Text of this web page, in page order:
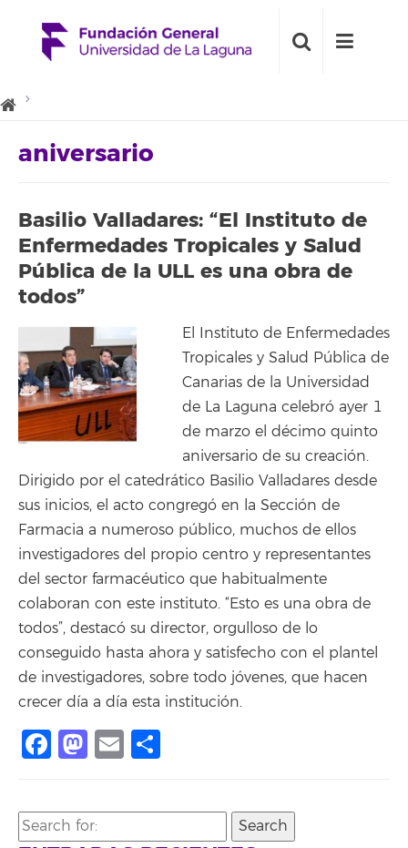
aniversario
Basilio Valladares: “El Instituto de
Enfermedades Tropicales y Salud
Pública de la ULL es una obra de
todos”
El Instituto de Enfermedades
Tropicales y Salud Pública de
Canarias de la Universidad
de La Laguna celebró ayer 1
de marzo el décimo quinto
aniversario de su creación.
Dirigido por el catedrático Basilio Valladares desde
sus inicios, el acto congregó en la Sección de
Farmacia a numeroso público, muchos de ellos
investigadores del propio centro y representantes
del sector farmacéutico que habitualmente
colaboran con este instituto. “Esto es una obra de
todos”, destacó su director, orgulloso de lo
conseguido hasta ahora y satisfecho con el plantel
de investigadores, sobre todo jóvenes, que hacen
crecer día a día esta institución.
Facebook
Mastodon
Email
Search